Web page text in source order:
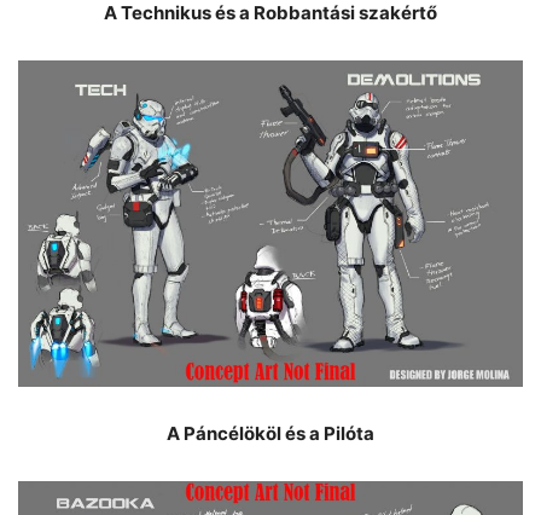
A Technikus és a Robbantási szakértő
A Páncélököl és a Pilóta